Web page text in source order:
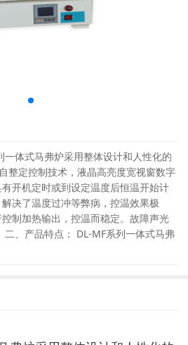
体式马弗炉采用整体设计和人性化的
整定控制技术，液晶高亮度宽视窗数字
开机定时或到设定温度后恒温开始计
决了温度过冲等弊病，控温效果极
制加热输出，控温而稳定。故障声光
、产品特点： DL-MF系列一体式马弗